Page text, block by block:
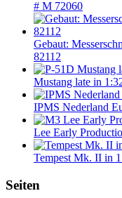
# M 72060
Gebaut:
82112
Mustang late in
IPMS Nederland
Lee Early
Tempest Mk. II in
Seiten